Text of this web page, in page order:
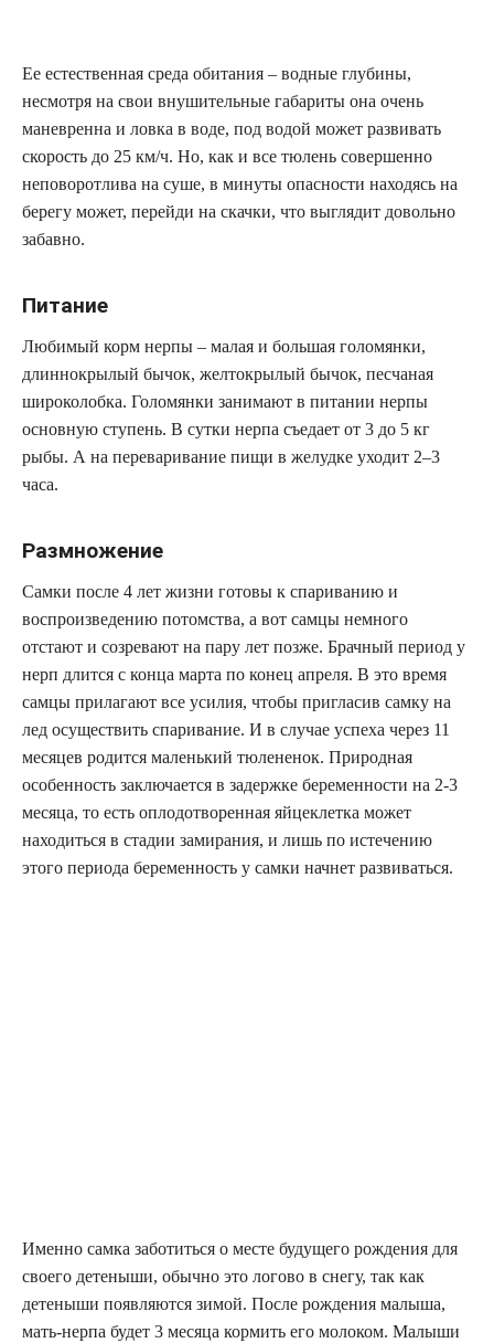
Ее естественная среда обитания – водные глубины,
несмотря на свои внушительные габариты она очень
маневренна и ловка в воде, под водой может развивать
скорость до 25 км/ч. Но, как и все тюлень совершенно
неповоротлива на суше, в минуты опасности находясь на
берегу может, перейди на скачки, что выглядит довольно
забавно.
Питание
Любимый корм нерпы – малая и большая голомянки,
длиннокрылый бычок, желтокрылый бычок, песчаная
широколобка. Голомянки занимают в питании нерпы
основную ступень. В сутки нерпа съедает от 3 до 5 кг
рыбы. А на переваривание пищи в желудке уходит 2–3
часа.
Размножение
Самки после 4 лет жизни готовы к спариванию и
воспроизведению потомства, а вот самцы немного
отстают и созревают на пару лет позже. Брачный период у
нерп длится с конца марта по конец апреля. В это время
самцы прилагают все усилия, чтобы пригласив самку на
лед осуществить спаривание. И в случае успеха через 11
месяцев родится маленький тюлененок. Природная
особенность заключается в задержке беременности на 2-3
месяца, то есть оплодотворенная яйцеклетка может
находиться в стадии замирания, и лишь по истечению
этого периода беременность у самки начнет развиваться.
Именно самка заботиться о месте будущего рождения для
своего детеныши, обычно это логово в снегу, так как
детеныши появляются зимой. После рождения малыша,
мать-нерпа будет 3 месяца кормить его молоком. Малыши